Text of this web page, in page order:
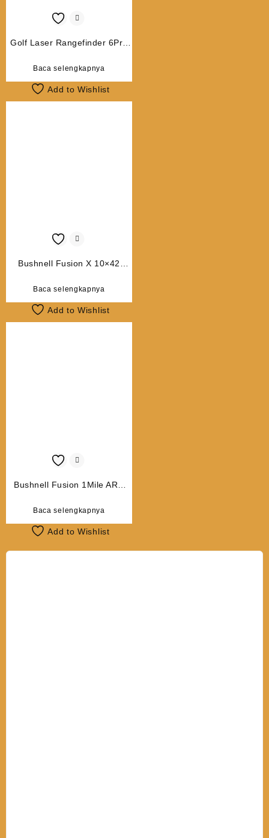
Golf Laser Rangefinder 6Pro
Baca selengkapnya
Add to Wishlist
Bushnell Fusion X 10×42
Baca selengkapnya
Add to Wishlist
Bushnell Fusion 1Mile ARC
Baca selengkapnya
Add to Wishlist